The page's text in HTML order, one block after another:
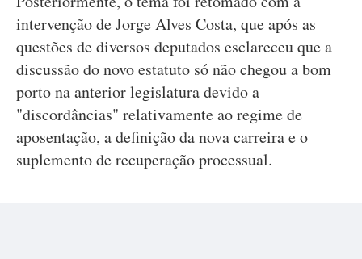
intervenção de Jorge Alves Costa, que após as
questões de diversos deputados esclareceu que a
discussão do novo estatuto só não chegou a bom
porto na anterior legislatura devido a
"discordâncias" relativamente ao regime de
aposentação, a definição da nova carreira e o
suplemento de recuperação processual.